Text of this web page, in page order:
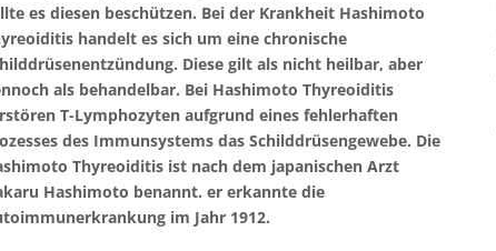
es diesen beschützen. Bei der Krankheit Hashimoto
handelt es sich um eine chronische
Diese gilt als nicht heilbar, aber
als behandelbar. Bei Hashimoto Thyreoiditis
T-Lymphozyten aufgrund eines fehlerhaften
des Immunsystems das Schilddrüsengewebe. Die
Thyreoiditis ist nach dem japanischen Arzt
Hashimoto benannt. er erkannte die
im Jahr 1912.